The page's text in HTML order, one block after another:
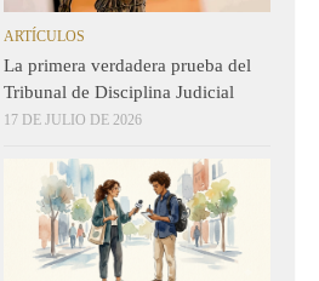
ARTÍCULOS
La primera verdadera prueba del
Tribunal de Disciplina Judicial
17 DE JULIO DE 2026